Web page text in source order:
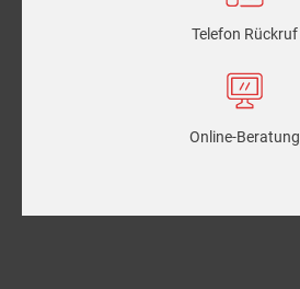
Telefon Rückruf
Online-Beratung